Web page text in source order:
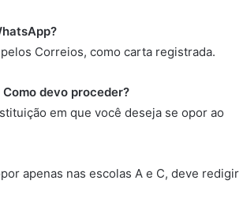
Correios, como carta registrada.
devo proceder?
em que você deseja se opor ao
apenas nas escolas A e C, deve redigir